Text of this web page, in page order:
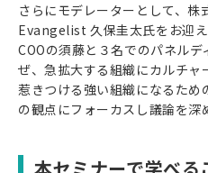
さらにモデレーターとして、
Evangelist 久保圭太氏をお迎
COOの須藤と３名でのパネル
ぜ、急拡大する組織にカルチ
惹きつける強い組織になるた
の観点にフォーカスし議論を深